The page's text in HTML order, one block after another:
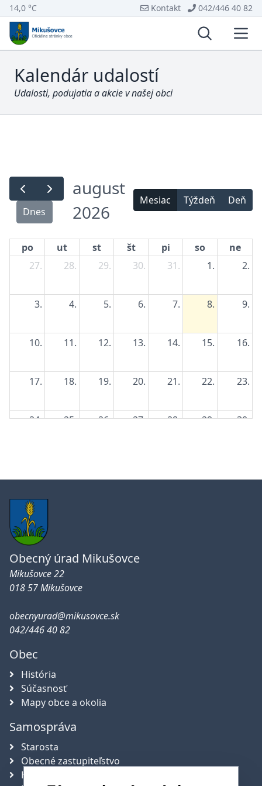
14,0 °C Kontakt 042/446 40 82
Vyhľadávanie
Kalendár udalostí
Udalosti, podujatia a akcie v našej obci
Dnes
august
2026
Mesiac Týždeň Deň
po ut st št pi so
ne
27.
28. 29. 30. 31. 1. 2.
3. 4. 5. 6. 7. 8. 9.
10. 11. 12. 13. 14. 15. 16.
17. 18. 19. 20. 21. 22. 23.
24. 25. 26. 27. 28. 29. 30.
Obecný úrad Mikušovce
Mikušovce 22
018 57 Mikušovce
obecnyurad@mikusovce.sk
042/446 40 82
Obec
História
Súčasnosť
Mapy obce a okolia
Samospráva
Starosta
Obecné zastupiteľstvo
Hlavný kontrolór obce